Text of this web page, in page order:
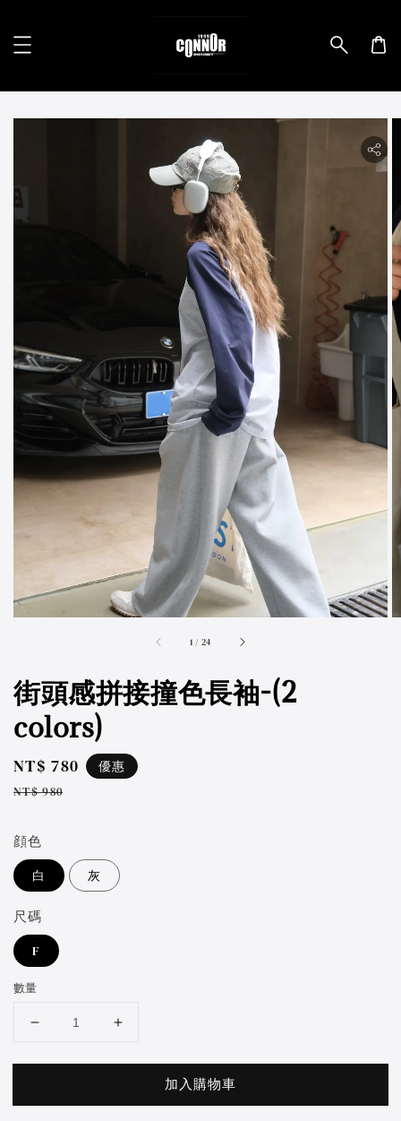
1 / accessibility.of
24
街頭感拼接撞色長袖-(2
colors)
Sale
price
NT$ 780
Regular
NT$ 980
優惠
顔色
白 灰
尺碼
F
數量
加入購物車